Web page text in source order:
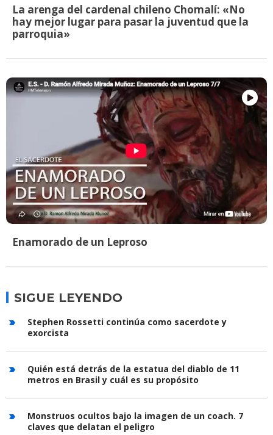
La arenga del cardenal chileno Chomalí: «No
hay mejor lugar para pasar la juventud que la
parroquia»
Enamorado de un Leproso
SIGUE LEYENDO
Stephen Rossetti continúa como sacerdote y
exorcista
Quién está detrás de la estatua del diablo de 11
metros en Brasil y cuál es su propósito
Monstruos ocultos bajo la imagen de un coach. 7
claves que delatan el peligro